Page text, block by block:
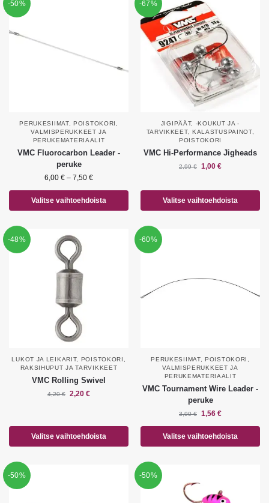
-50%
PERUKESIIMAT,POISTOKORI
VALMISPERUKKEET JA
PERUKEMATERIAALIT
VMC Fluorocarbon Leader -
peruke
6,00 € – 7,50 €
Valitse vaihtoehdoista
-67%
JIGIPÄÄT, -KOUKUT JA -
TARVIKKEET, KALASTUSPAINOT,
POISTOKORI
VMC Hi-Performance Jigheads
2,99€ 1,00 €
Valitse vaihtoehdoista
-48%
LUKOT JA LEIKARIT, POISTOKORI
RAKSIHUPUT JA TARVIKKEET
VMC Rolling Swivel
4,20€ 2,20 €
Valitse vaihtoehdoista
-60%
PERUKESIIMAT,POISTOKORI
VALMISPERUKKEET JA
PERUKEMATERIAALIT
VMC Tournament Wire Leader -
peruke
3,90€ 1,56 €
Valitse vaihtoehdoista
-50% -50%